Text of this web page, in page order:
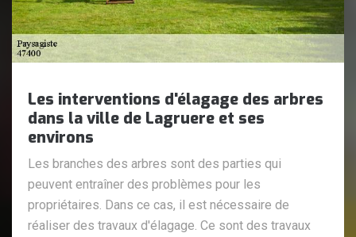
Les interventions d'élagage des arbres
dans la ville de Lagruere et ses
environs
Les branches des arbres sont des parties qui
peuvent entraîner des problèmes pour les
propriétaires. Dans ce cas, il est nécessaire de
réaliser des travaux d'élagage. Ce sont des travaux